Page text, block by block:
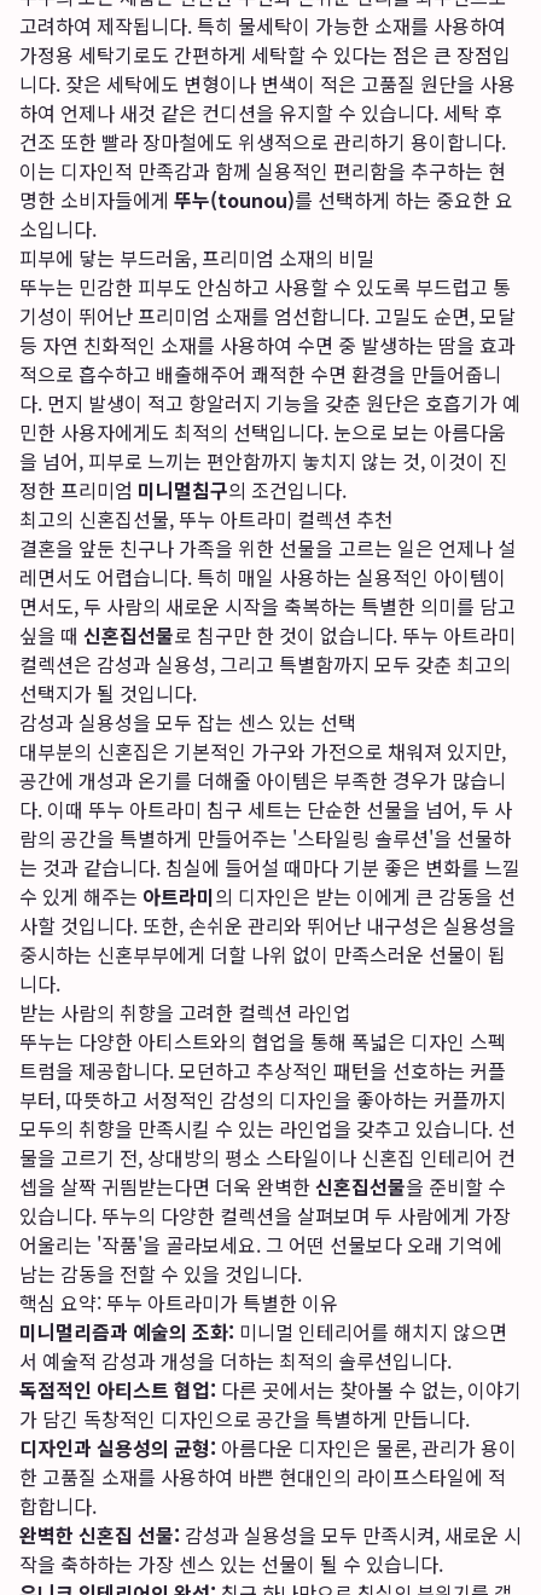
고려하여 제작됩니다. 특히 물세탁이 가능한 소재를 사용하여
가정용 세탁기로도 간편하게 세탁할 수 있다는 점은 큰 장점입
니다. 잦은 세탁에도 변형이나 변색이 적은 고품질 원단을 사용
하여 언제나 새것 같은 컨디션을 유지할 수 있습니다. 세탁 후
건조 또한 빨라 장마철에도 위생적으로 관리하기 용이합니다.
이는 디자인적 만족감과 함께 실용적인 편리함을 추구하는 현
명한 소비자들에게 뚜누(tounou)를 선택하게 하는 중요한 요
소입니다.
피부에 닿는 부드러움, 프리미엄 소재의 비밀
뚜누는 민감한 피부도 안심하고 사용할 수 있도록 부드럽고 통
기성이 뛰어난 프리미엄 소재를 엄선합니다. 고밀도 순면, 모달
등 자연 친화적인 소재를 사용하여 수면 중 발생하는 땀을 효과
적으로 흡수하고 배출해주어 쾌적한 수면 환경을 만들어줍니
다. 먼지 발생이 적고 항알러지 기능을 갖춘 원단은 호흡기가 예
민한 사용자에게도 최적의 선택입니다. 눈으로 보는 아름다움
을 넘어, 피부로 느끼는 편안함까지 놓치지 않는 것, 이것이 진
정한 프리미엄 미니멀침구의 조건입니다.
최고의 신혼집선물, 뚜누 아트라미 컬렉션 추천
결혼을 앞둔 친구나 가족을 위한 선물을 고르는 일은 언제나 설
레면서도 어렵습니다. 특히 매일 사용하는 실용적인 아이템이
면서도, 두 사람의 새로운 시작을 축복하는 특별한 의미를 담고
싶을 때 신혼집선물로 침구만 한 것이 없습니다. 뚜누 아트라미
컬렉션은 감성과 실용성, 그리고 특별함까지 모두 갖춘 최고의
선택지가 될 것입니다.
감성과 실용성을 모두 잡는 센스 있는 선택
대부분의 신혼집은 기본적인 가구와 가전으로 채워져 있지만,
공간에 개성과 온기를 더해줄 아이템은 부족한 경우가 많습니
다. 이때 뚜누 아트라미 침구 세트는 단순한 선물을 넘어, 두 사
람의 공간을 특별하게 만들어주는 '스타일링 솔루션'을 선물하
는 것과 같습니다. 침실에 들어설 때마다 기분 좋은 변화를 느낄
수 있게 해주는 아트라미의 디자인은 받는 이에게 큰 감동을 선
사할 것입니다. 또한, 손쉬운 관리와 뛰어난 내구성은 실용성을
중시하는 신혼부부에게 더할 나위 없이 만족스러운 선물이 됩
니다.
받는 사람의 취향을 고려한 컬렉션 라인업
뚜누는 다양한 아티스트와의 협업을 통해 폭넓은 디자인 스펙
트럼을 제공합니다. 모던하고 추상적인 패턴을 선호하는 커플
부터, 따뜻하고 서정적인 감성의 디자인을 좋아하는 커플까지
모두의 취향을 만족시킬 수 있는 라인업을 갖추고 있습니다. 선
물을 고르기 전, 상대방의 평소 스타일이나 신혼집 인테리어 컨
셉을 살짝 귀띔받는다면 더욱 완벽한신혼집선물을 준비할 수
있습니다. 뚜누의 다양한 컬렉션을 살펴보며 두 사람에게 가장
어울리는 '작품'을 골라보세요. 그 어떤 선물보다 오래 기억에
남는 감동을 전할 수 있을 것입니다.
핵심 요약: 뚜누 아트라미가 특별한 이유
미니멀리즘과 예술의 조화: 미니멀 인테리어를 해치지 않으면
서 예술적 감성과 개성을 더하는 최적의 솔루션입니다.
독점적인 아티스트 협업: 다른 곳에서는 찾아볼 수 없는, 이야기
가 담긴 독창적인 디자인으로 공간을 특별하게 만듭니다.
디자인과 실용성의 균형: 아름다운 디자인은 물론, 관리가 용이
한 고품질 소재를 사용하여 바쁜 현대인의 라이프스타일에 적
합합니다.
완벽한 신혼집 선물: 감성과 실용성을 모두 만족시켜, 새로운 시
작을 축하하는 가장 센스 있는 선물이 될 수 있습니다.